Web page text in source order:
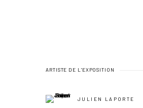
ARTISTE DE L'EXPOSITION
JULIEN LAPORTE